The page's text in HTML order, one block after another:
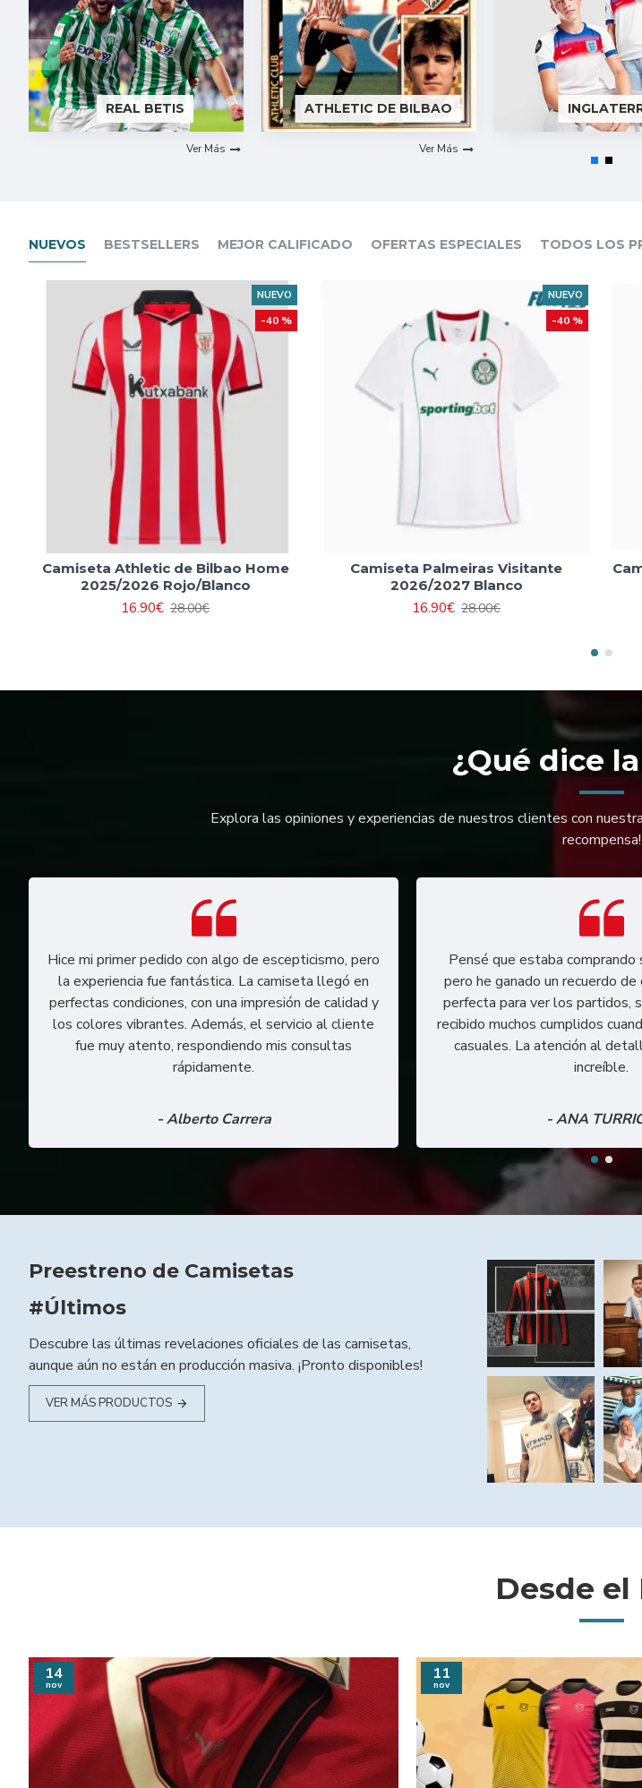
REAL BETIS
Ver Más
ATHLETIC DE BILBAO
Ver Más
NUEVOS BESTSELLERS MEJOR CALIFICADO OFERTAS ESPECIALES TODOS LOS
NUEVO
-40 %
Camiseta Athletic de Bilbao Home
2025/2026 Rojo/Blanco
16.90€ 28.00€
NUEVO
-40 %
Camiseta Palmeiras Visitante
2026/2027 Blanco
16.90€ 28.00€
¿Qué dice
Explora las opiniones y experiencias de nuestros clientes con
recompensa!
Hice mi primer pedido con algo de escepticismo, pero
la experiencia fue fantástica. La camiseta llegó en
perfectas condiciones, con una impresión de calidad y
los colores vibrantes. Además, el servicio al cliente
fue muy atento, respondiendo mis consultas
rápidamente.
- Alberto Carrera
Pensé que estaba comprando
pero he ganado un recuerdo
perfecta para ver los partidos,
recibido muchos cumplidos
casuales. La atención al
increíble.
- ANA
Preestreno de Camisetas
#Últimos
Descubre las últimas revelaciones oficiales de las camisetas,
aunque aún no están en producción masiva. ¡Pronto disponibles!
VER MÁS PRODUCTOS
Desde el
14
nov
11
nov